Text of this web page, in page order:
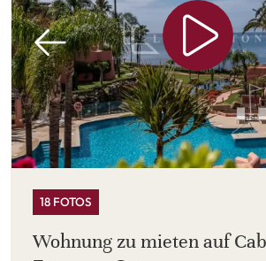
18 FOTOS
Wohnung zu mieten auf